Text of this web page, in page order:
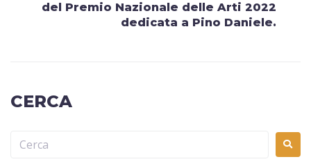
del Premio Nazionale delle Arti 2022
dedicata a Pino Daniele.
CERCA